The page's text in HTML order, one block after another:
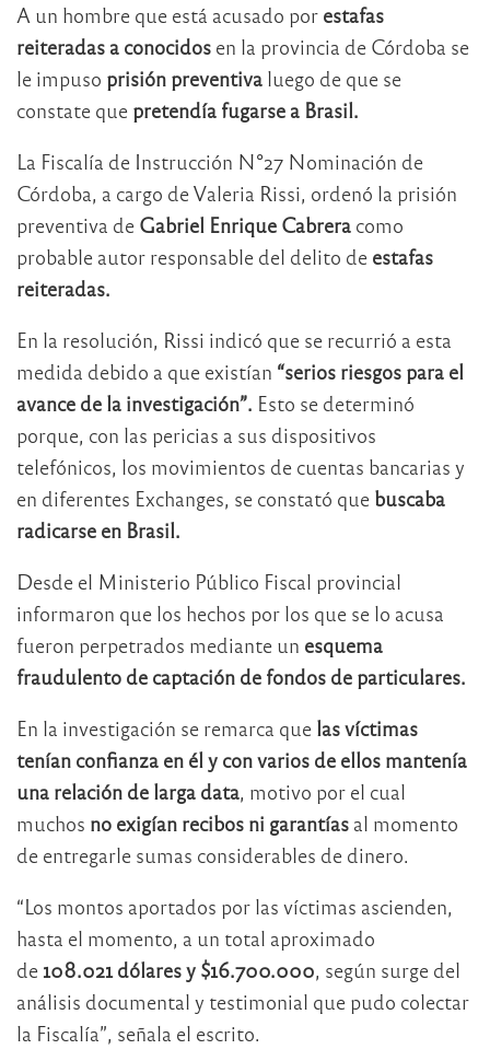
A un hombre que está acusado por estafas
reiteradas a conocidos en la provincia de Córdoba se
le impuso prisión preventiva luego de que se
constate que pretendía fugarse a Brasil.
La Fiscalía de Instrucción N°27 Nominación de
Córdoba, a cargo de Valeria Rissi, ordenó la prisión
preventiva de Gabriel Enrique Cabrera como
probable autor responsable del delito de estafas
reiteradas.
En la resolución, Rissi indicó que se recurrió a esta
medida debido a que existían “serios riesgos para el
avance de la investigación”. Esto se determinó
porque, con las pericias a sus dispositivos
telefónicos, los movimientos de cuentas bancarias y
en diferentes Exchanges, se constató que buscaba
radicarse en Brasil.
Desde el Ministerio Público Fiscal provincial
informaron que los hechos por los que se lo acusa
fueron perpetrados mediante un esquema
fraudulento de captación de fondos de particulares.
En la investigación se remarca que las víctimas
tenían confianza en él y con varios de ellos mantenía
una relación de larga data , motivo por el cual
muchos no exigían recibos ni garantías al momento
de entregarle sumas considerables de dinero.
“Los montos aportados por las víctimas ascienden,
hasta el momento, a un total aproximado
de 108.021 dólares y $16.700.000 , según surge del
análisis documental y testimonial que pudo colectar
la Fiscalía”, señala el escrito.